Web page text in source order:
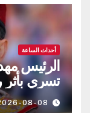
أحداث الساعة
الرئيس
تسري بأثر
بالحصار
08-08